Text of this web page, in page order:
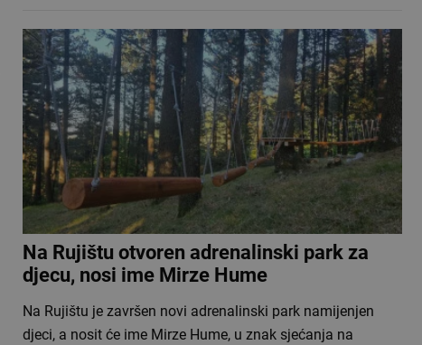
Na Rujištu otvoren adrenalinski park za
djecu, nosi ime Mirze Hume
Na Rujištu je završen novi adrenalinski park namijenjen
djeci, a nosit će ime Mirze Hume, u znak sjećanja na